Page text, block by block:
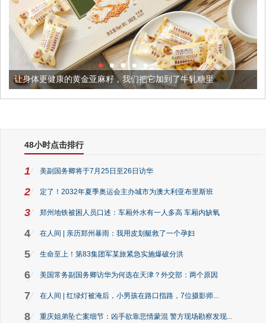
更健康的黄金亚麻籽，我们把它加到了牛轧糖里 被列入佛
48小时点击排行
1 美副国务卿将于7月25日至26日访华
2 定了！2032年夏季奥运会主办城市为澳大利亚布里斯班
3 郑州地铁被困人员口述：车厢外水有一人多高 车厢内缺氧
4 在人间 | 亲历郑州暴雨：我用皮划艇救了一个孕妇
5 生命至上！第83集团军某旅紧急实施爆破分洪
6 美国常务副国务卿访华为何选在天津？外交部：两个原因
7 在人间 | 红绿灯被淹后，小男孩在路口指路，7位摄影师...
8 重庆姐弟坠亡案细节：凶手欲靠悲情蒙混 警方现场勘察发现...